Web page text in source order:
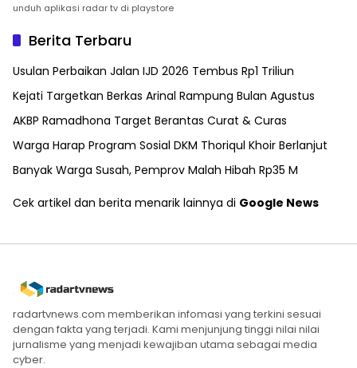
unduh aplikasi radar tv di playstore
Berita Terbaru
Usulan Perbaikan Jalan IJD 2026 Tembus Rp1 Triliun
Kejati Targetkan Berkas Arinal Rampung Bulan Agustus
AKBP Ramadhona Target Berantas Curat & Curas
Warga Harap Program Sosial DKM Thoriqul Khoir Berlanjut
Banyak Warga Susah, Pemprov Malah Hibah Rp35 M
Cek artikel dan berita menarik lainnya di Google News
radartvnews.com memberikan infomasi yang terkini sesuai
dengan fakta yang terjadi. Kami menjunjung tinggi nilai nilai
jurnalisme yang menjadi kewajiban utama sebagai media
cyber.